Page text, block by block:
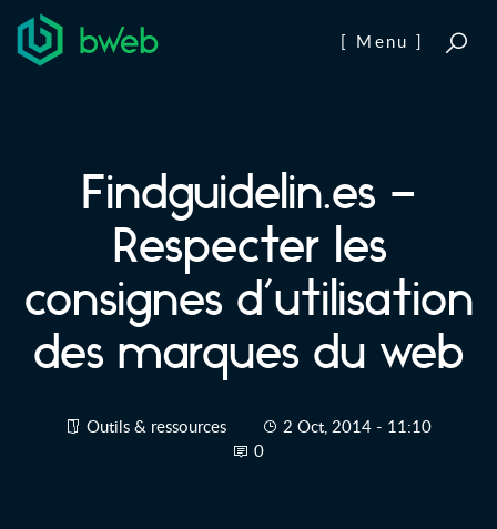
Aller au contenu
[ Menu ]
Findguidelin.es –
Respecter les
consignes d’utilisation
des marques du web
Outils & ressources
2 Oct, 2014 - 11:10
0